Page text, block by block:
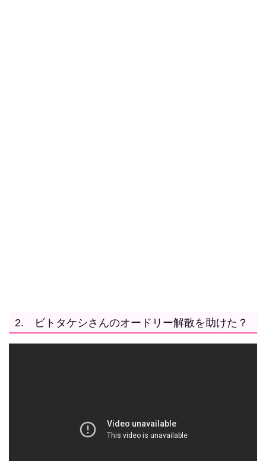
2. ビトタケシさんのオードリー解散を助けた？